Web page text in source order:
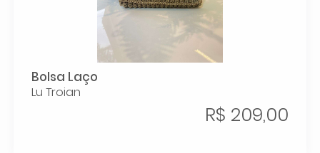
Bolsa Laço
Lu Troian
R$ 209,00